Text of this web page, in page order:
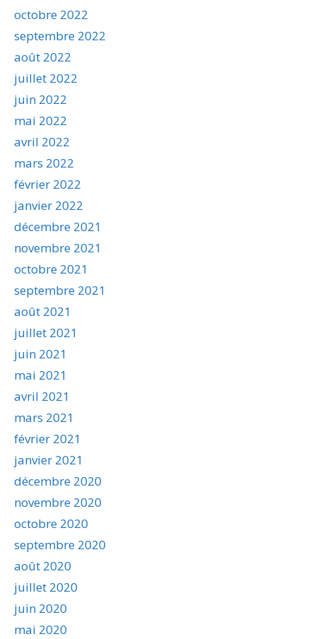
octobre 2022
septembre 2022
août 2022
juillet 2022
juin 2022
mai 2022
avril 2022
mars 2022
février 2022
janvier 2022
décembre 2021
novembre 2021
octobre 2021
septembre 2021
août 2021
juillet 2021
juin 2021
mai 2021
avril 2021
mars 2021
février 2021
janvier 2021
décembre 2020
novembre 2020
octobre 2020
septembre 2020
août 2020
juillet 2020
juin 2020
mai 2020